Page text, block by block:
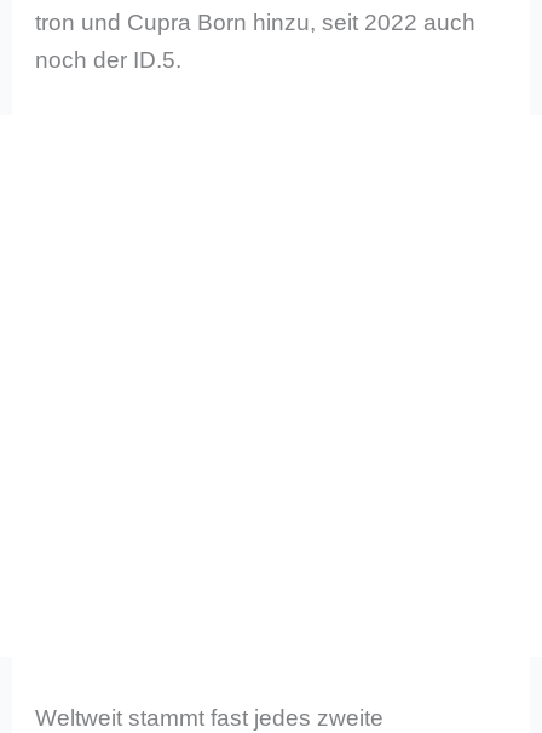
tron und Cupra Born hinzu, seit 2022 auch
noch der ID.5.
Weltweit stammt fast jedes zweite